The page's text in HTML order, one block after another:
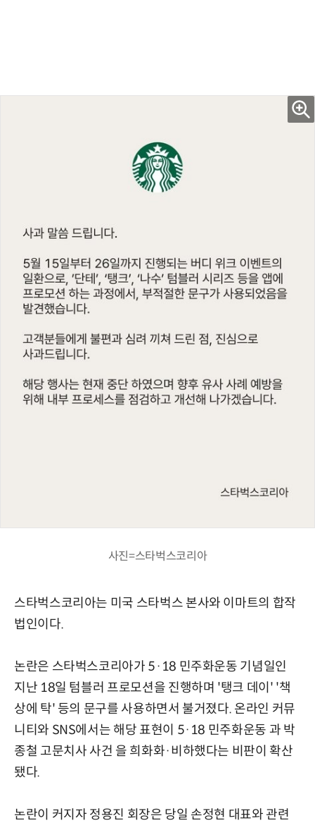
사진=스타벅스코리아
스타벅스코리아는 미국 스타벅스 본사와 이마트의 합작
법인이다.
논란은 스타벅스코리아가 5·18 민주화운동 기념일인
지난 18일 텀블러 프로모션을 진행하며 '탱크 데이' '책
상에 탁' 등의 문구를 사용하면서 불거졌다. 온라인 커뮤
니티와 SNS에서는 해당 표현이 5·18 민주화운동 과 박
종철 고문치사 사건 을 희화화·비하했다는 비판이 확산
됐다.
논란이 커지자 정용진 회장은 당일 손정현 대표와 관련